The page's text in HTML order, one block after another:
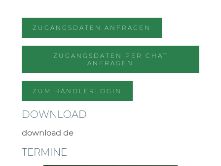
ZUGANGSDATEN ANFRAGEN
ZUGANGSDATEN PER CHAT
ANFRAGEN
ZUM HÄNDLERLOGIN
DOWNLOAD
download de
TERMINE